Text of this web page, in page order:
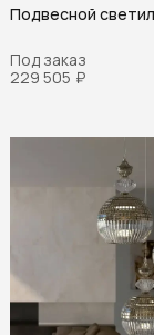
Подвесной
Под заказ
229 505 ₽